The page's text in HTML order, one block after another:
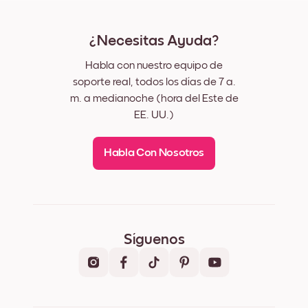
¿Necesitas Ayuda?
Habla con nuestro equipo de
soporte real, todos los días de 7 a.
m. a medianoche (hora del Este de
EE. UU.)
Habla Con Nosotros
Síguenos